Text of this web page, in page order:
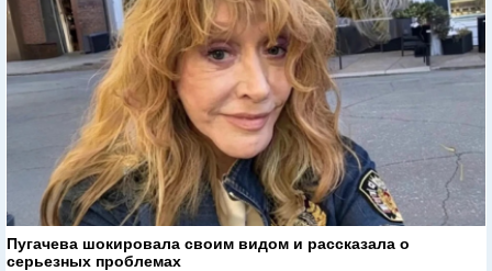
Пугачева шокировала своим видом и рассказала о
серьезных проблемах